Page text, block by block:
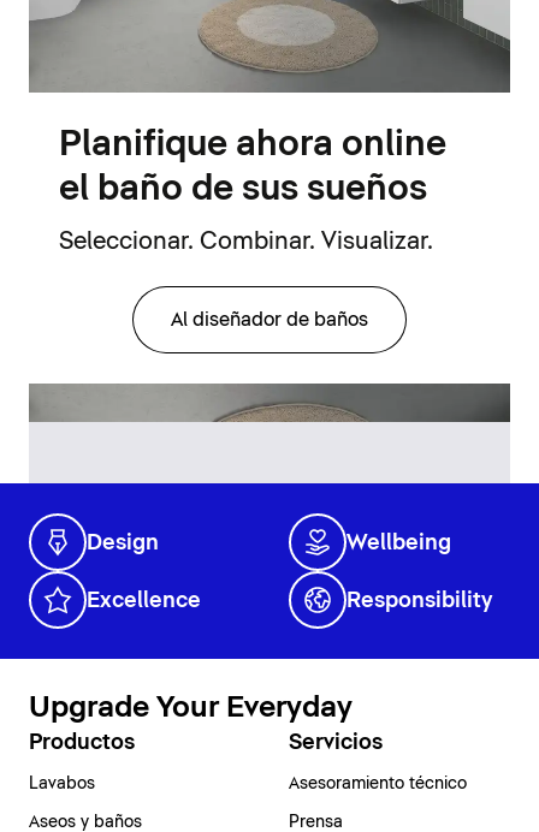
Planifique ahora online
el baño de sus sueños
Seleccionar. Combinar. Visualizar.
Al diseñador de baños
Design Wellbeing
Excellence Responsibility
Upgrade Your Everyday
Productos
Lavabos
Aseos y baños
Servicios
Asesoramiento técnico
Prensa